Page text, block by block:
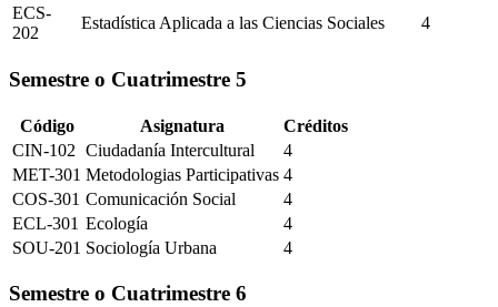
ECS-
202
Estadística Aplicada a las Ciencias Sociales 4
Semestre o Cuatrimestre 5
Código Asignatura
Créditos
CIN-102 Ciudadanía Intercultural
4
MET-301 Metodologias Participativas 4
COS-301 Comunicación Social
4
ECL-301 Ecología
4
SOU-201 Sociología Urbana 4
Semestre o Cuatrimestre 6